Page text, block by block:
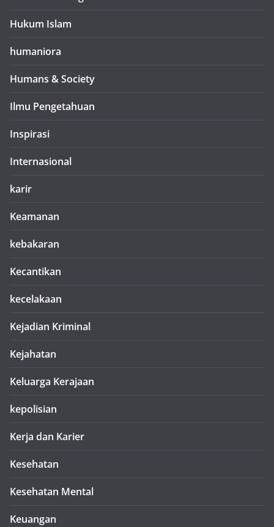
Hukum Islam
humaniora
Humans & Society
Ilmu Pengetahuan
Inspirasi
Internasional
karir
Keamanan
kebakaran
Kecantikan
kecelakaan
Kejadian Kriminal
Kejahatan
Keluarga Kerajaan
kepolisian
Kerja dan Karier
Kesehatan
Kesehatan Mental
Keuangan